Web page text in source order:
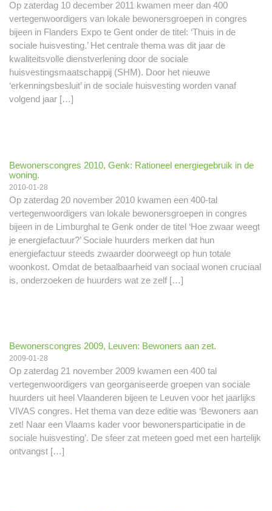
Op zaterdag 10 december 2011 kwamen meer dan 400
vertegenwoordigers van lokale bewonersgroepen in congres
bijeen in Flanders Expo te Gent onder de titel: ‘Thuis in de
sociale huisvesting.’ Het centrale thema was dit jaar de
kwaliteitsvolle dienstverlening door de sociale
huisvestingsmaatschappij (SHM). Door het nieuwe
‘erkenningsbesluit’ in de sociale huisvesting worden vanaf
volgend jaar […]
Bewonerscongres 2010, Genk: Rationeel energiegebruik in de
woning.
2010-01-28
Op zaterdag 20 november 2010 kwamen een 400-tal
vertegenwoordigers van lokale bewonersgroepen in congres
bijeen in de Limburghal te Genk onder de titel ‘Hoe zwaar weegt
je energiefactuur?’ Sociale huurders merken dat hun
energiefactuur steeds zwaarder doorweegt op hun totale
woonkost. Omdat de betaalbaarheid van sociaal wonen cruciaal
is, onderzoeken de huurders wat ze zelf […]
Bewonerscongres 2009, Leuven: Bewoners aan zet.
2009-01-28
Op zaterdag 21 november 2009 kwamen een 400 tal
vertegenwoordigers van georganiseerde groepen van sociale
huurders uit heel Vlaanderen bijeen te Leuven voor het jaarlijks
VIVAS congres. Het thema van deze editie was ‘Bewoners aan
zet! Naar een Vlaams kader voor bewonersparticipatie in de
sociale huisvesting’. De sfeer zat meteen goed met een hartelijk
ontvangst […]